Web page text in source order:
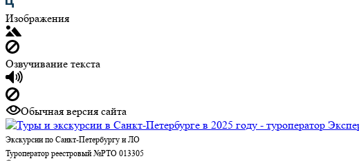
Изображения
Озвучивание текста
Обычная версия сайта
Экскурсии по Санкт-Петербургу и ЛО
Туроператор реестровый №РТО 013305